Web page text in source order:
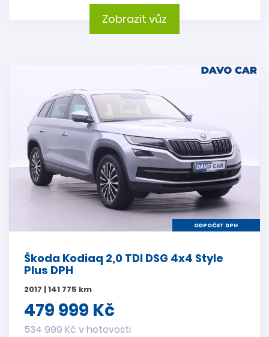
Zobrazit vůz
ODPOČET DPH
Škoda Kodiaq 2,0 TDI DSG 4x4 Style
Plus DPH
2017 | 141 775 km
479 999 Kč
534 999 Kč v hotovosti